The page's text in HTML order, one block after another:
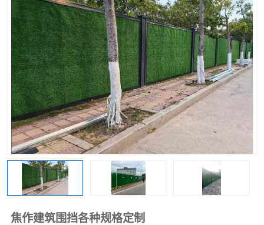
焦作建筑围挡各种规格定制
岩棉板 钢结构配件
围挡 彩钢板
生产加工单板复合围挡 市
政围挡